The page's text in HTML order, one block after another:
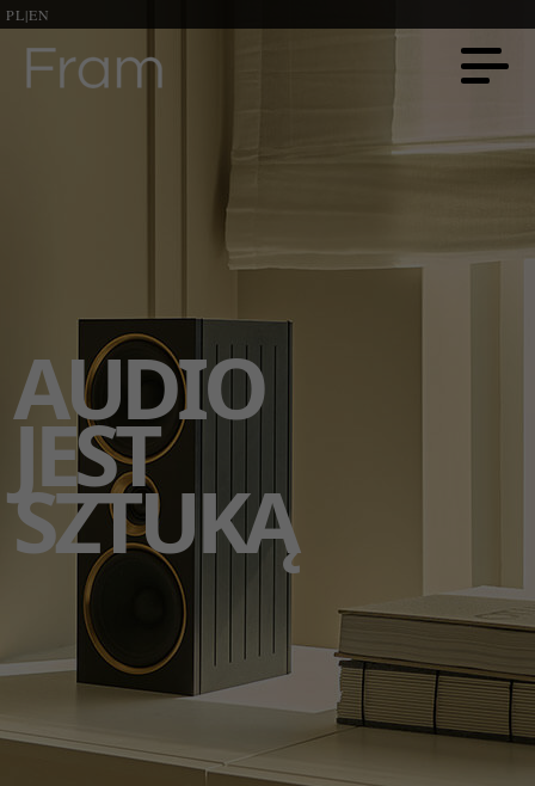
PL|EN
AUDIO
JEST
SZTUKĄ